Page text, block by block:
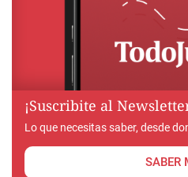
¡Suscribite al
Lo que necesitas saber, desde
SABER